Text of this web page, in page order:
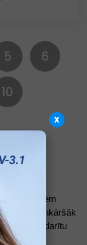
5 6
10
mazajiem
vienkāršāk
padarītu
plašu
x